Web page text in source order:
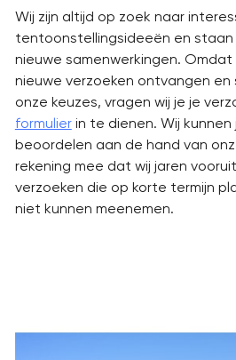
Wij zijn altijd op zoek naar
tentoonstellingsideeën en
nieuwe samenwerkingen.
nieuwe verzoeken ontvangen en
onze keuzes, vragen wij je je
formulierin te dienen. Wij
beoordelen aan de hand van
rekening mee dat wij jaren
verzoeken die op korte termijn
niet kunnen meenemen.